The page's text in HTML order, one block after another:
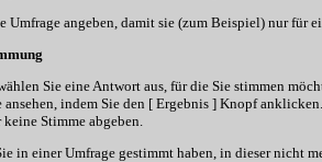
angeben, damit sie (zum Beispiel) nur für
Sie eine Antwort aus, für die Sie stimmen
ansehen, indem Sie den [ Ergebnis ] Knopf
Stimme abgeben.
in einer Umfrage gestimmt haben, in dieser nicht